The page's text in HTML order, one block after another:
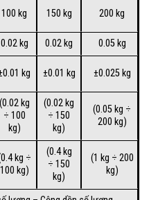
100 kg 150 kg 200 kg
0.02 kg 0.02 kg
0.05 kg
kg ±0.01 kg ±0.025 kg
(0.02 kg
÷ 100
kg)
(0.02 kg
÷ 150
kg)
(0.05 kg ÷
200 kg)
kg ÷
100 kg)
(0.4 kg
÷ 150
kg)
(1 kg ÷ 200
kg)